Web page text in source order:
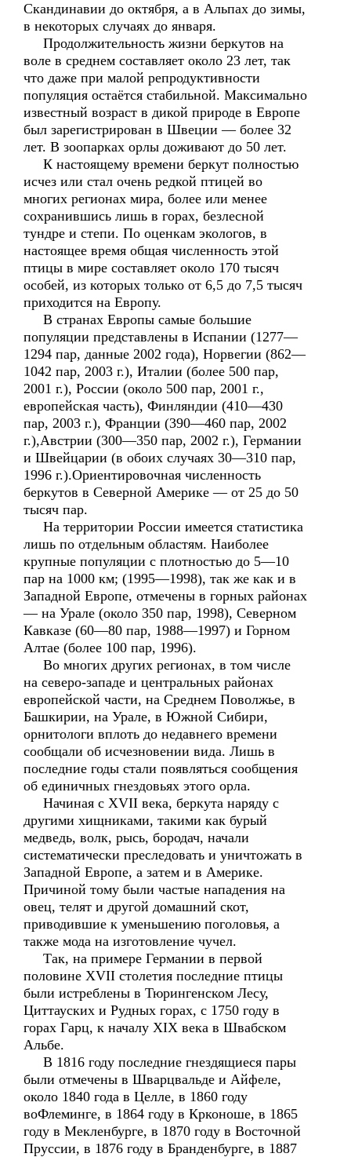
Скандинавии до октября, а в Альпах до зимы,
в некоторых случаях до января.
Продолжительность жизни беркутов на
воле в среднем составляет около 23 лет, так
что даже при малой репродуктивности
популяция остаётся стабильной. Максимально
известный возраст в дикой природе в Европе
был зарегистрирован в Швеции — более 32
лет. В зоопарках орлы доживают до 50 лет.
К настоящему времени беркут полностью
исчез или стал очень редкой птицей во
многих регионах мира, более или менее
сохранившись лишь в горах, безлесной
тундре и степи. По оценкам экологов, в
настоящее время общая численность этой
птицы в мире составляет около 170 тысяч
особей, из которых только от 6,5 до 7,5 тысяч
приходится на Европу.
В странах Европы самые большие
популяции представлены в Испании (1277—
1294 пар, данные 2002 года), Норвегии (862—
1042 пар, 2003 г.), Италии (более 500 пар,
2001 г.), России (около 500 пар, 2001 г.,
европейская часть), Финляндии (410—430
пар, 2003 г.), Франции (390—460 пар, 2002
г.),Австрии (300—350 пар, 2002 г.), Германии
и Швейцарии (в обоих случаях 30—310 пар,
1996 г.).Ориентировочная численность
беркутов в Северной Америке — от 25 до 50
тысяч пар.
На территории России имеется статистика
лишь по отдельным областям. Наиболее
крупные популяции с плотностью до 5—10
пар на 1000 км; (1995—1998), так же как и в
Западной Европе, отмечены в горных районах
— на Урале (около 350 пар, 1998), Северном
Кавказе (60—80 пар, 1988—1997) и Горном
Алтае (более 100 пар, 1996).
Во многих других регионах, в том числе
на северо-западе и центральных районах
европейской части, на Среднем Поволжье, в
Башкирии, на Урале, в Южной Сибири,
орнитологи вплоть до недавнего времени
сообщали об исчезновении вида. Лишь в
последние годы стали появляться сообщения
об единичных гнездовьях этого орла.
Начиная с XVII века, беркута наряду с
другими хищниками, такими как бурый
медведь, волк, рысь, бородач, начали
систематически преследовать и уничтожать в
Западной Европе, а затем и в Америке.
Причиной тому были частые нападения на
овец, телят и другой домашний скот,
приводившие к уменьшению поголовья, а
также мода на изготовление чучел.
Так, на примере Германии в первой
половине XVII столетия последние птицы
были истреблены в Тюрингенском Лесу,
Циттауских и Рудных горах, с 1750 году в
горах Гарц, к началу XIX века в Швабском
Альбе.
В 1816 году последние гнездящиеся пары
были отмечены в Шварцвальде и Айфеле,
около 1840 года в Целле, в 1860 году
воФлеминге, в 1864 году в Крконоше, в 1865
году в Мекленбурге, в 1870 году в Восточной
Пруссии, в 1876 году в Бранденбурге, в 1887